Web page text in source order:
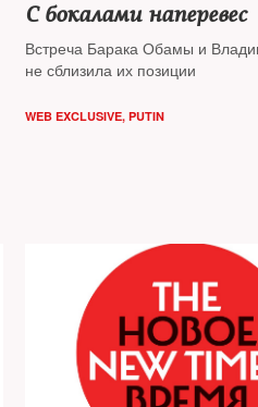
С бокалами наперевес
Встреча Барака Обамы и
не сблизила их позиции
WEB EXCLUSIVE, PUTIN